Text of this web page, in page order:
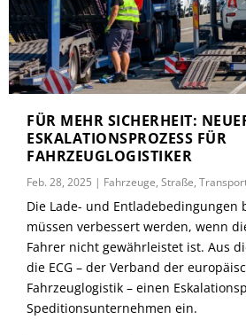
FÜR MEHR SICHERHEIT:
ESKALATIONSPROZESS FÜR
FAHRZEUGLOGISTIKER
Feb. 28, 2025 | Fahrzeuge,Straße,
Die Lade- und Entladebedingungen
müssen verbessert werden, wenn
Fahrer nicht gewährleistet ist. Aus
die ECG – der Verband der
Fahrzeuglogistik – einen
Speditionsunternehmen ein.